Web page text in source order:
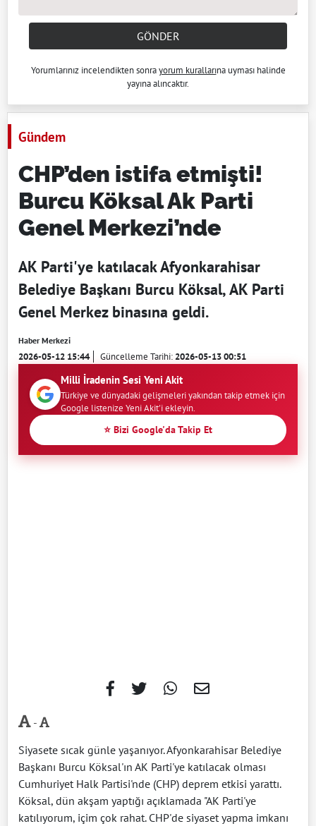
GÖNDER
Yorumlarınız incelendikten sonrayorum kurallarına uyması halinde
yayına alıncaktır.
Gündem
CHP’den istifa etmişti!
Burcu Köksal Ak Parti
Genel Merkezi’nde
AK Parti'ye katılacak Afyonkarahisar
Belediye Başkanı Burcu Köksal, AK Parti
Genel Merkez binasına geldi.
Haber Merkezi
2026-05-12 15:44 Güncelleme Tarihi:2026-05-13 00:51
Milli İradenin Sesi Yeni Akit
Türkiye ve dünyadaki gelişmeleri yakından takip etmek için
Google listenize Yeni Akit'i ekleyin.
⭐ Bizi Google'da Takip Et
-
Siyasete sıcak günle yaşanıyor. Afyonkarahisar Belediye
Başkanı Burcu Köksal'ın AK Parti'ye katılacak olması
Cumhuriyet Halk Partisi'nde (CHP) deprem etkisi yarattı.
Köksal, dün akşam yaptığı açıklamada "AK Parti'ye
katılıyorum, içim çok rahat. CHP'de siyaset yapma imkanı